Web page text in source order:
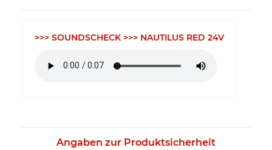
>>> SOUNDSCHECK >>> NAUTILUS RED 24V
Angaben zur Produktsicherheit